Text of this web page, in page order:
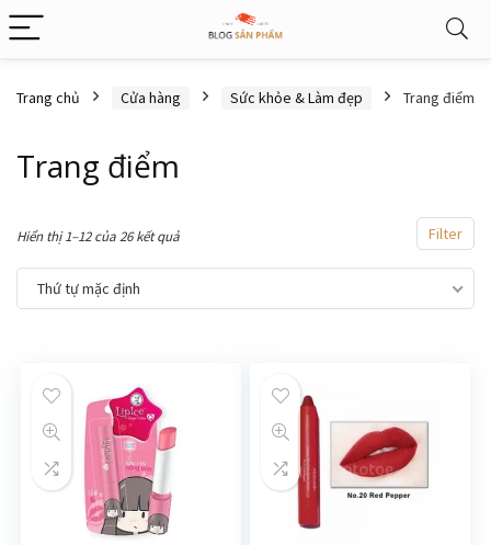
Trang chủ Cửa hàng Sức khỏe & Làm đẹp Trang điểm
Trang điểm
Filter
Hiển thị 1–12 của 26 kết quả
Thứ tự mặc định